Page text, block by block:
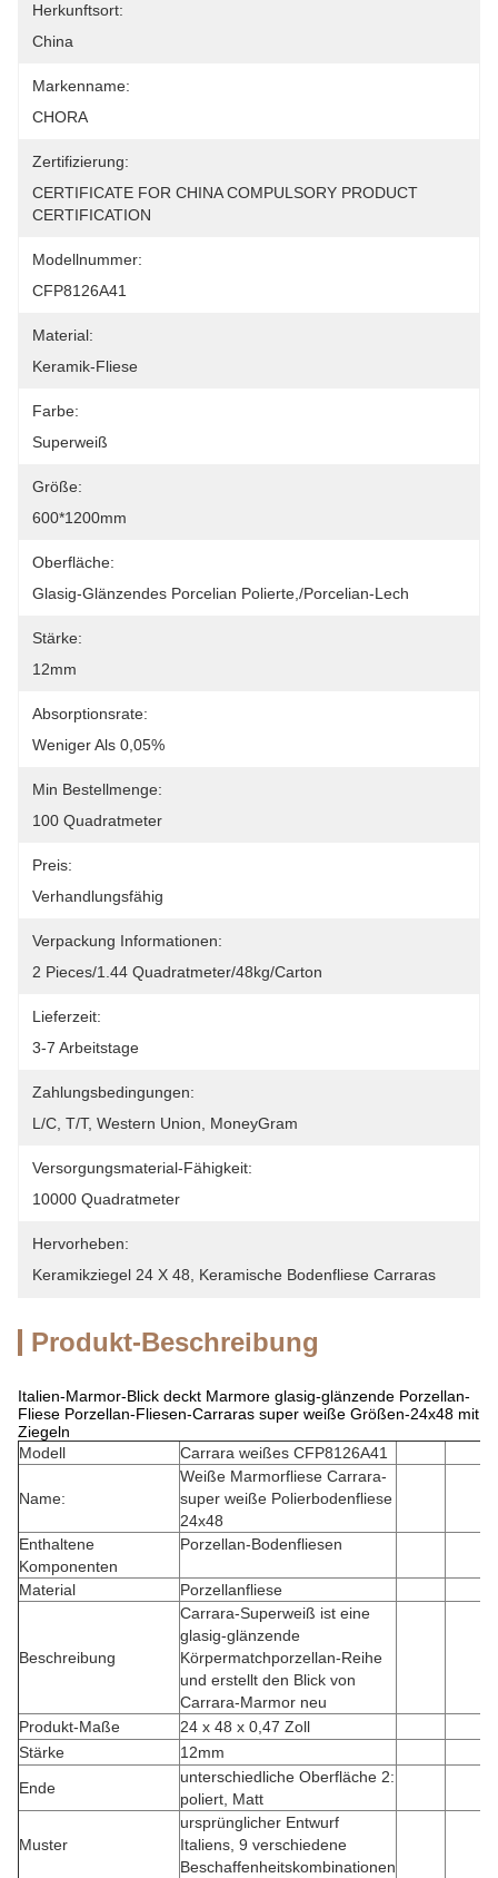
Herkunftsort:
China
Markenname:
CHORA
Zertifizierung:
CERTIFICATE FOR CHINA COMPULSORY PRODUCT
CERTIFICATION
Modellnummer:
CFP8126A41
Material:
Keramik-Fliese
Farbe:
Superweiß
Größe:
600*1200mm
Oberfläche:
Glasig-Glänzendes Porcelian Polierte,/Porcelian-Lech
Stärke:
12mm
Absorptionsrate:
Weniger Als 0,05%
Min Bestellmenge:
100 Quadratmeter
Preis:
Verhandlungsfähig
Verpackung Informationen:
2 Pieces/1.44 Quadratmeter/48kg/Carton
Lieferzeit:
3-7 Arbeitstage
Zahlungsbedingungen:
L/C, T/T, Western Union, MoneyGram
Versorgungsmaterial-Fähigkeit:
10000 Quadratmeter
Hervorheben:
Keramikziegel 24 X 48
Keramische Bodenfliese Carraras
Produkt-Beschreibung
Italien-Marmor-Blick deckt Marmore glasig-glänzende Porzellan-
Fliese Porzellan-Fliesen-Carraras super weiße Größen-24x48 mit
Ziegeln
Modell
Carrara weißes CFP8126A41
Name:
Weiße Marmorfliese Carrara-
super weiße Polierbodenfliese
24x48
Enthaltene
Komponenten
Porzellan-Bodenfliesen
Material Porzellanfliese
Beschreibung
Carrara-Superweiß ist eine
glasig-glänzende
Körpermatchporzellan-Reihe
und erstellt den Blick von
Carrara-Marmor neu
Produkt-Maße
24 x 48 x 0,47 Zoll
Stärke
12mm
Ende
unterschiedliche Oberfläche 2:
poliert, Matt
Muster
ursprünglicher Entwurf
Italiens, 9 verschiedene
Beschaffenheitskombinationen